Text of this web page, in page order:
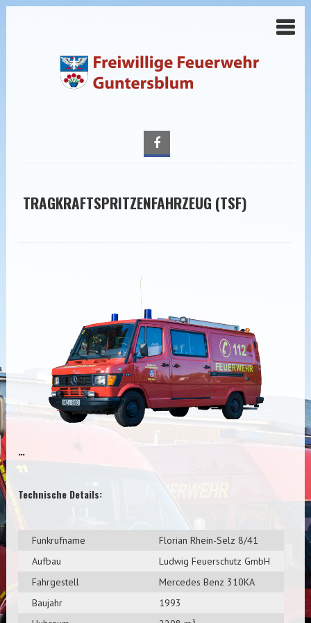
TRAGKRAFTSPRITZENFAHRZEUG (TSF)
…
Technische Details:
Funkrufname
Florian Rhein-Selz 8/41
Aufbau
Ludwig Feuerschutz GmbH
Fahrgestell
Mercedes Benz 310KA
Baujahr
1993